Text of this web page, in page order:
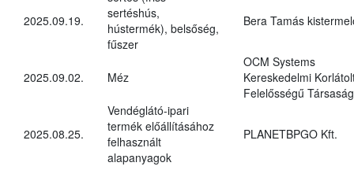
2025.09.19.
sertéshús,
hústermék), belsőség,
fűszer
Bera Tamás
2025.09.02. Méz
OCM Systems
Kereskedelmi
Felelősségű Társaság
2025.08.25.
Vendéglátó-ipari
termék előállításához
felhasznált
alapanyagok
PLANETBPGO Kft.